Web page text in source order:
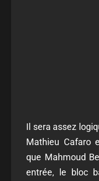
Il sera assez
Mathieu Cafaro
que Mahmoud
entrée, le bloc